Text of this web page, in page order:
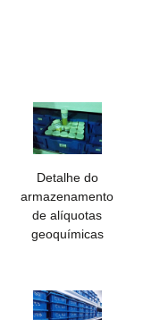
Detalhe do
armazenamento
de alíquotas
geoquímicas